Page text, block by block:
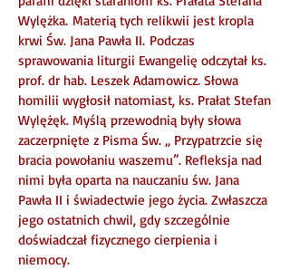
Wylężka. Materią tych relikwii jest kropla
krwi Św. Jana Pawła II. Podczas
sprawowania liturgii Ewangelię odczytał ks.
prof. dr hab. Leszek Adamowicz. Słowa
homilii wygłosił natomiast, ks. Prałat Stefan
Wylężęk. Myślą przewodnią były słowa
zaczerpnięte z Pisma Św. „ Przypatrzcie się
bracia powołaniu waszemu”. Refleksja nad
nimi była oparta na nauczaniu św. Jana
Pawła II i świadectwie jego życia. Zwłaszcza
jego ostatnich chwil, gdy szczególnie
doświadczał fizycznego cierpienia i
niemocy.